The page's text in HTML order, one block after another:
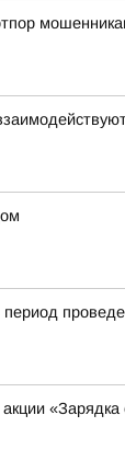
период